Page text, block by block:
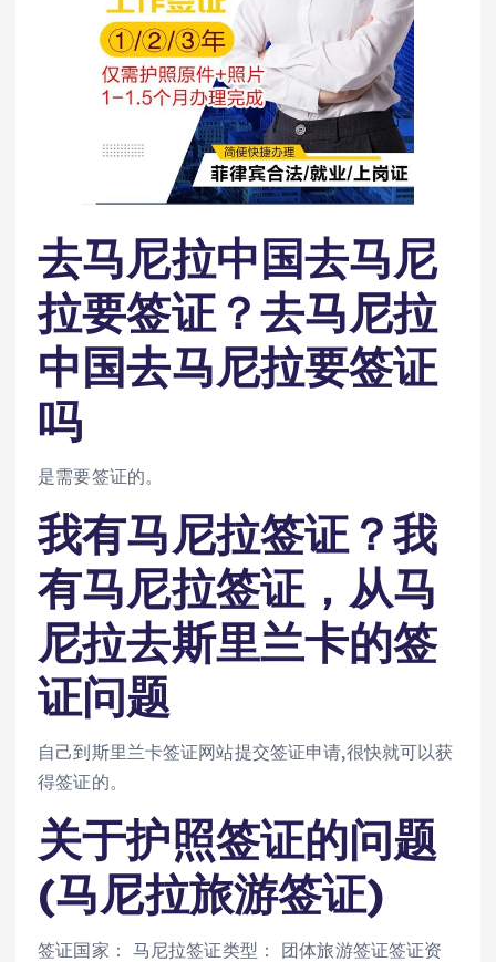
去马尼拉中国去马尼
拉要签证？去马尼拉
中国去马尼拉要签证
吗
是需要签证的。
我有马尼拉签证？我
有马尼拉签证，从马
尼拉去斯里兰卡的签
证问题
自己到斯里兰卡签证网站提交签证申请,很快就可以获
得签证的。
关于护照签证的问题
(马尼拉旅游签证)
签证国家： 马尼拉签证类型： 团体旅游签证签证资